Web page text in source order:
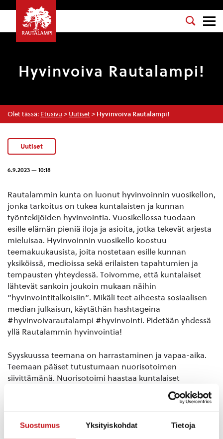
Suostumus Yksityiskohdat Tietoja
Hyvinvoiva Rautalampi!
Olet tässä: Etusivu > Uutiset > Hyvinvoiva Rautalampi!
Uutiset
6.9.2023 — 10:18
Rautalammin kunta on luonut hyvinvoinnin vuosikellon,
jonka tarkoitus on tukea kuntalaisten ja kunnan
työntekijöiden hyvinvointia. Vuosikellossa tuodaan
esille elämän pieniä iloja ja asioita, jotka tekevät arjesta
mieluisaa. Hyvinvoinnin vuosikello koostuu
teemakuukausista, joita nostetaan esille kunnan
yksiköissä, medioissa sekä erilaisten tapahtumien ja
tempausten yhteydessä. Toivomme, että kuntalaiset
lähtevät sankoin joukoin mukaan näihin
”hyvinvointitalkoisiin”. Mikäli teet aiheesta sosiaalisen
median julkaisun, käytäthän hashtageina
#hyvinvoivarautalampi #hyvinvointi. Pidetään yhdessä
yllä Rautalammin hyvinvointia!
Syyskuussa teemana on harrastaminen ja vapaa-aika.
Teemaan pääset tutustumaan nuorisotoimen
siivittämänä. Nuorisotoimi haastaa kuntalaiset
kokeilemaan syyskuun aikana uutta harrastusta. Miltä
kuulostaisi sieniretki uudistuneella Tyyrinvuoren
luontopolulla tai sauvakävelylenkki Latsinmäellä?
Tykkäätkö pelata bingoa? Olisiko mukava tavata ystäviä